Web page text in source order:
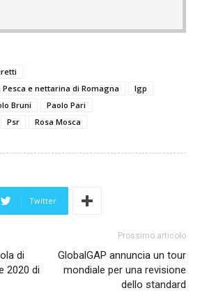
e nettarina di Romagna
Igp
Bruni
Paolo Pari
Psr Rosa Mosca
Twitter
di
2020 di
Prossimo articolo
GlobalGAP annuncia un tour
mondiale per una revisione
dello standard